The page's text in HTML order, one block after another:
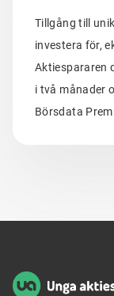
Tillgång till
investera för,
Aktiespararen
i två månader
Börsdata